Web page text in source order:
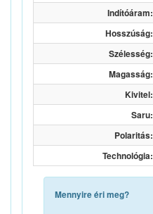
Indítóáram:
Hosszúság:
Szélesség:
Magasság:
Kivitel:
Saru:
Polaritás:
Technológia:
Mennyire éri meg?